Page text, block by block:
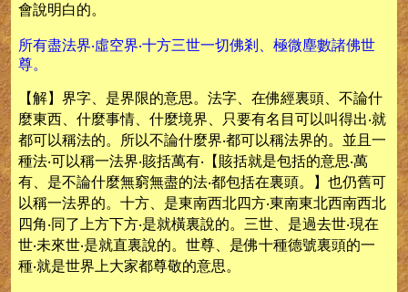
會說明白的。
所有盡法界‧虛空界‧十方三世一切佛剎、極微塵數諸佛世
尊。
【解】界字、是界限的意思。法字、在佛經裏頭、不論什
麼東西、什麼事情、什麼境界、只要有名目可以叫得出‧就
都可以稱法的。所以不論什麼界‧都可以稱法界的。並且一
種法‧可以稱一法界‧賅括萬有‧【賅括就是包括的意思‧萬
有、是不論什麼無窮無盡的法‧都包括在裏頭。】也仍舊可
以稱一法界的。十方、是東南西北四方‧東南東北西南西北
四角‧同了上方下方‧是就橫裏說的。三世、是過去世‧現在
世‧未來世‧是就直裏說的。世尊、是佛十種德號裏頭的一
種‧就是世界上大家都尊敬的意思。